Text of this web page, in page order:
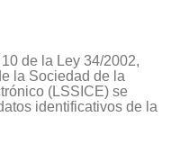
de la Ley 34/2002,
la Sociedad de la
(LSSICE) se
identificativos de la